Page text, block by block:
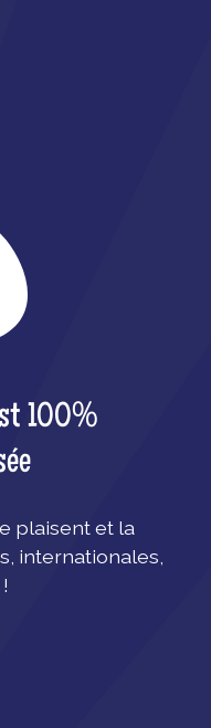
100%
plaisent et la
internationales,